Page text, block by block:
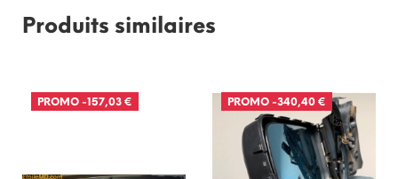
Produits similaires
PROMO -157,03 €
PROMO -340,40 €